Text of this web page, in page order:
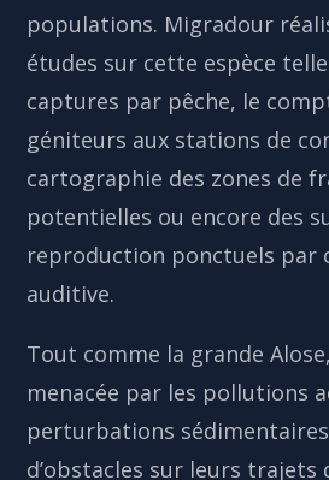
populations. Migradour
études sur cette espèce
captures par pêche, le
géniteurs aux stations de
cartographie des zones de
potentielles ou encore des
reproduction ponctuels par
auditive.
Tout comme la grande
menacée par les pollutions
perturbations
d’obstacles sur leurs trajets